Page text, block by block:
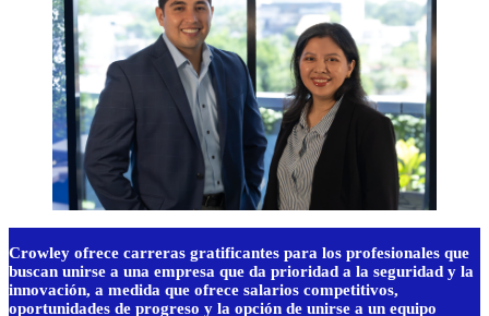
Crowley ofrece carreras gratificantes para los profesionales que
buscan unirse a una empresa que da prioridad a la seguridad y la
innovación, a medida que ofrece salarios competitivos,
oportunidades de progreso y la opción de unirse a un equipo